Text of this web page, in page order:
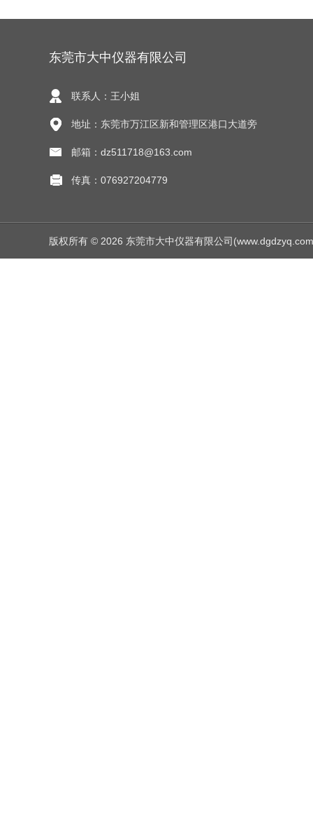
东莞市大中仪器有限公司
联系人：王小姐
地址：东莞市万江区新和管理区港口大道旁
邮箱：dz511718@163.com
传真：076927204779
版权所有 © 2026 东莞市大中仪器有限公司